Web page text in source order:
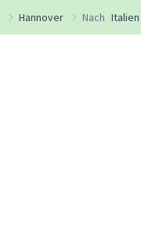
Hannover Nach Italien